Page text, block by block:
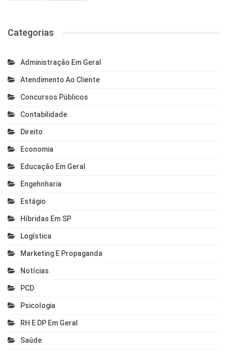
Categorias
Administração Em Geral
Atendimento Ao Cliente
Concursos Públicos
Contabilidade
Direito
Economia
Educação Em Geral
Engehnharia
Estágio
Híbridas Em SP
Logística
Marketing E Propaganda
Notícias
PCD
Psicologia
RH E DP Em Geral
Saúde